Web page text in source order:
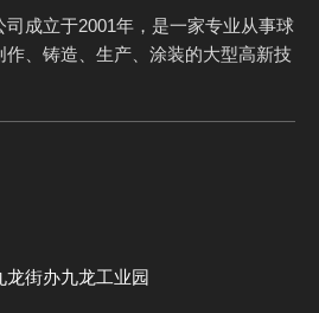
成立于2001年，是一家专业从事球
、铸造、生产、涂装的大型高新技
龙街办九龙工业园